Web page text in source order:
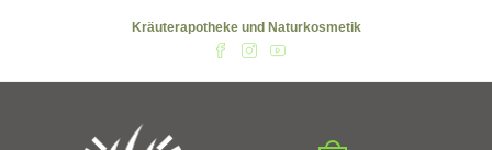
Kräuterapotheke und Naturkosmetik